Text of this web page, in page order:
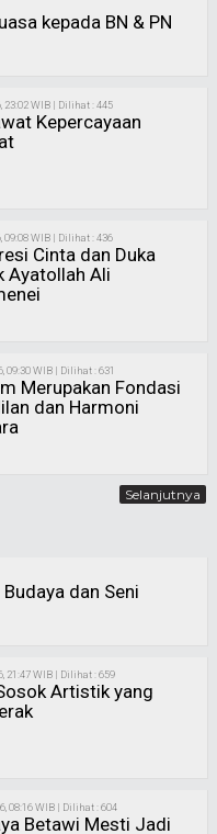
kepada BN & PN
23:02 WIB | Dilihat : 445
Kepercayaan
09:08 WIB | Dilihat : 436
Cinta dan Duka
Ayatollah Ali
09:30 WIB | Dilihat : 631
Merupakan Fondasi
dan Harmoni
Selanjutnya
dan Seni
21:47 WIB | Dilihat : 659
Artistik yang
08:16 WIB | Dilihat : 604
Betawi Mesti Jadi